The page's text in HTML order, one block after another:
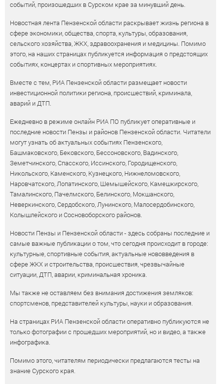
событий, произошедших в Сурском крае за минувший день.
Новостная лента Пензенской области раскрывает жизнь региона в
сфере экономики, общества, спорта, культуры, образования,
сельского хозяйства, ЖКХ, здравоохранения и медицины. Помимо
этого, на наших страницах публикуется информация о предстоящих
событиях, концертах и спортивных мероприятиях.
Вместе с тем, РИА Пензенской области размещает новости
инвестиционной политики региона, происшествий, криминала,
аварий и ДТП.
Ежедневно в режиме онлайн РИА ПО публикует оперативные и
последние новости Пензы и районов Пензенской области. Читатели
могут узнать об актуальных событиях Пензенского,
Башмаковского, Бековского, Бессоновского, Вадинского,
Земетчинского, Спасского, Иссинского, Городищенского,
Никольского, Каменского, Кузнецкого, Нижнеломовского,
Наровчатского, Лопатинского, Шемышейского, Камешкирского,
Тамалинского, Пачелмского, Белинского, Мокшанского,
Неверкинского, Сердобского, Лунинского, Малосердобинского,
Колышлейского и Сосновоборского районов.
Новости Пензы и Пензенской области - здесь собраны последние и
самые важные публикации о том, что сегодня происходит в городе:
культурные, спортивные события, актуальные нововведения в
сфере ЖКХ и строительства, происшествия, чрезвычайные
ситуации, ДТП, аварии, криминальная хроника.
Мы также не оставляем без внимания достижения земляков:
спортсменов, представителей культуры, науки и образования.
На страницах РИА Пензенской области оперативно публикуются не
только фотографии с прошедших мероприятий, но и видео, а также
инфографика.
Помимо этого, читателям периодически предлагаются тесты на
знание Сурского края.